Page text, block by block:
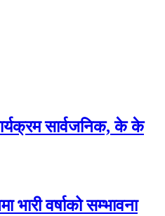
सार्वजनिक, के के
वर्षाको सम्भावना